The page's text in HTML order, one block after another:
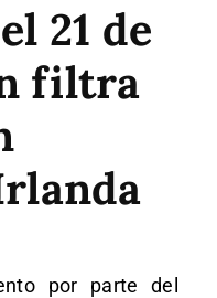
21 de
filtra
por parte del